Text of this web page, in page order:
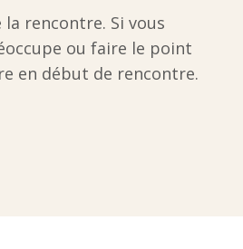
la rencontre. Si vous
ou faire le point
en début de rencontre.